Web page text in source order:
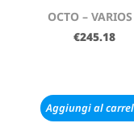
OCTO –
€245.18
Aggiungi al